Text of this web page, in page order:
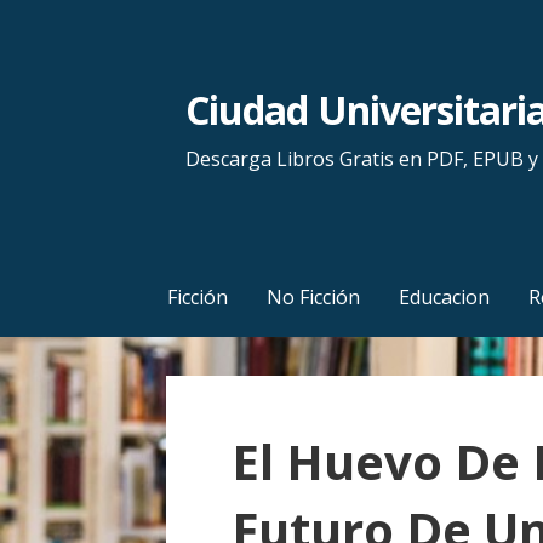
n
t
e
n
i
d
Ciudad
Descarga Libros Gratis en PDF, EPUB y
Ficción No Ficción Educacion
El Huevo De
Futuro De